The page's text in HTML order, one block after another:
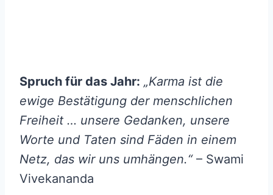
Spruch für das Jahr: „Karma ist die
ewige Bestätigung der menschlichen
Freiheit … unsere Gedanken, unsere
Worte und Taten sind Fäden in einem
Netz, das wir uns umhängen.“– Swami
Vivekananda